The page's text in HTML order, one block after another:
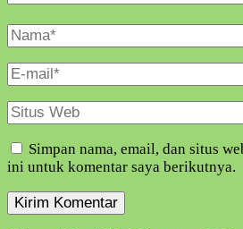
Nama
Lengkap
E-
Mail
Situs
Web
Simpan nama, email, dan situs
ini untuk komentar saya berikutnya.